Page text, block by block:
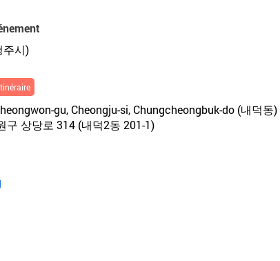
주시)
gu, Cheongju-si, Chungcheongbuk-do (내덕동)
구 상당로 314 (내덕2동 201-1)